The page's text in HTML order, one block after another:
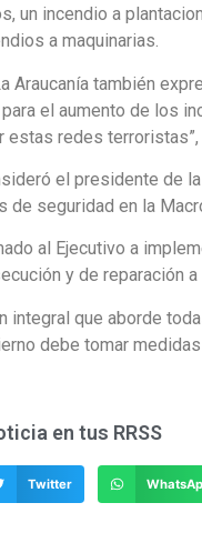
un incendio a
a maquinarias.
Araucanía también
el aumento de los
estas redes terroristas”,
el presidente de
de seguridad en la
al Ejecutivo a
y de reparación
integral que aborde
debe tomar
en tus RRSS
Twitter